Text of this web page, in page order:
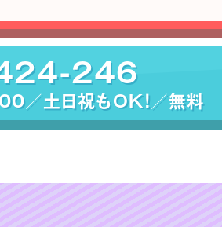
246
／土日祝もOK！／無料